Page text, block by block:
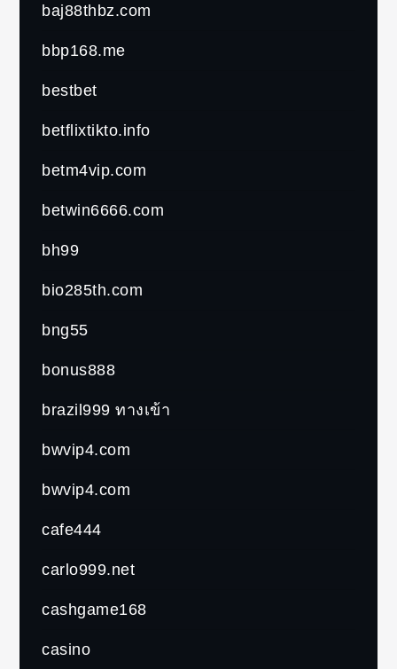
baj88thbz.com
bbp168.me
bestbet
betflixtikto.info
betm4vip.com
betwin6666.com
bh99
bio285th.com
bng55
bonus888
brazil999 ทางเข้า
bwvip4.com
bwvip4.com
cafe444
carlo999.net
cashgame168
casino